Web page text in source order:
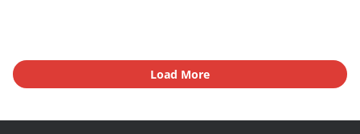
Load More